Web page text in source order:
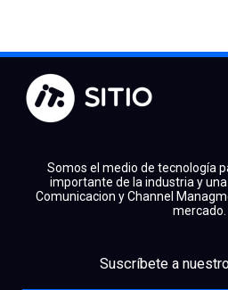
Somos el medio de tecnología
importante de la industria y
Comunicacion y Channel
mercado.
Suscríbete a
linkedinyoutubeinstagram